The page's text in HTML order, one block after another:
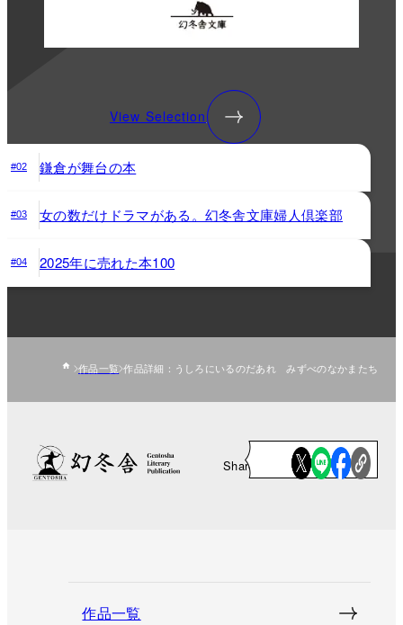
View Selection
#02 鎌倉が舞台の本
#03 女の数だけドラマがある。幻冬舎文庫婦人倶楽部
#04 2025年に売れた本100
作品一覧 作品詳細：うしろにいるのだあれ みずべのなかまたち
Share
作品一覧